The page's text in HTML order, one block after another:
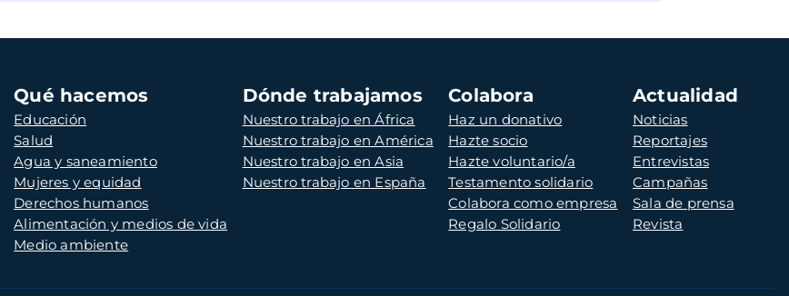
Qué hacemos
Educación
Salud
Agua y saneamiento
Mujeres y equidad
Derechos humanos
Alimentación y medios de vida
Medio ambiente
Dónde trabajamos
Nuestro trabajo en África
Nuestro trabajo en América
Nuestro trabajo en Asia
Nuestro trabajo en España
Colabora
Haz un donativo
Hazte socio
Hazte voluntario/a
Testamento solidario
Colabora como empresa
Regalo Solidario
Actualidad
Noticias
Reportajes
Entrevistas
Campañas
Sala de prensa
Revista